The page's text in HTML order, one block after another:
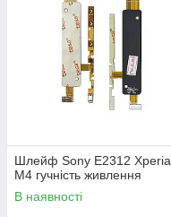
Шлейф Sony E2312 Xperia
M4 гучність живлення
В наявності